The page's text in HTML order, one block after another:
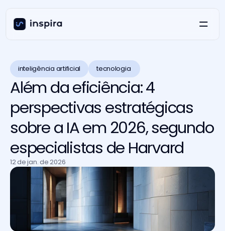
inteligência artificial tecnologia
Além da eficiência: 4
perspectivas estratégicas
sobre a IA em 2026, segundo
especialistas de Harvard
12 de jan. de 2026